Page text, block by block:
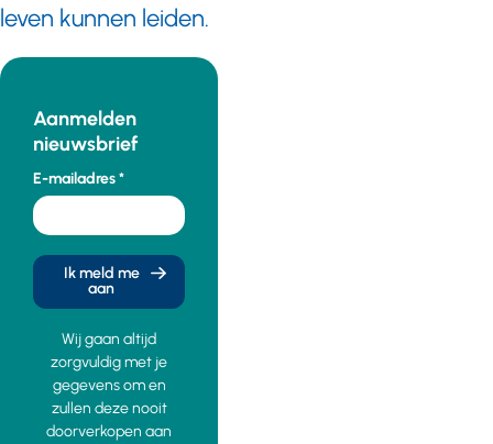
leven kunnen leiden.
Aanmelden
nieuwsbrief
E-mailadres
Ik meld me
aan
Wij gaan altijd
zorgvuldig met je
gegevens om en
zullen deze nooit
doorverkopen aan